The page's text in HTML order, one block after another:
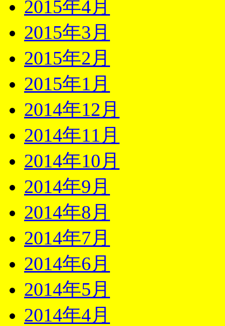
2015年4月
2015年3月
2015年2月
2015年1月
2014年12月
2014年11月
2014年10月
2014年9月
2014年8月
2014年7月
2014年6月
2014年5月
2014年4月